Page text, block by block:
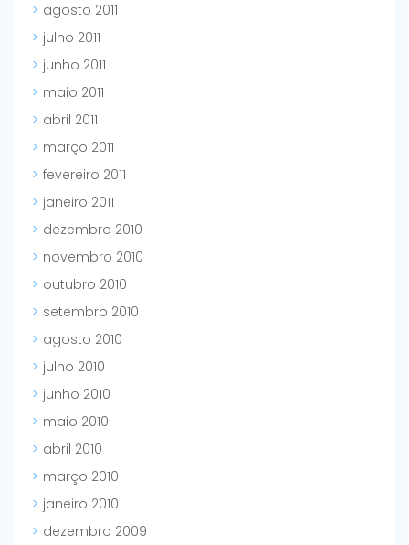
agosto 2011
julho 2011
junho 2011
maio 2011
abril 2011
março 2011
fevereiro 2011
janeiro 2011
dezembro 2010
novembro 2010
outubro 2010
setembro 2010
agosto 2010
julho 2010
junho 2010
maio 2010
abril 2010
março 2010
janeiro 2010
dezembro 2009